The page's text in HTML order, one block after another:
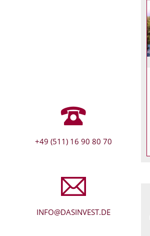
+49 (511) 16 90 80 70
INFO@DASINVEST.DE